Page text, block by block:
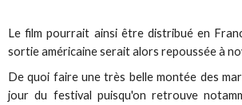
Le film pourrait ainsi être distribué en
sortie américaine serait alors repoussée à
De quoi faire une très belle montée des
jour du festival puisqu'on retrouve